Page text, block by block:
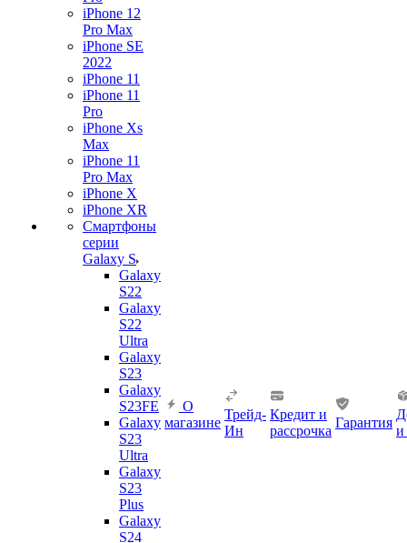
iPhone 12
Pro Max
iPhone SE
2022
iPhone 11
iPhone 11
Pro
iPhone Xs
Max
iPhone 11
Pro Max
iPhone X
iPhone XR
Смартфоны
серии
Galaxy S
Galaxy
S22
Galaxy
S22
Ultra
Galaxy
S23
Galaxy
S23FE
Galaxy
S23
Ultra
Galaxy
S23
Plus
Galaxy
S24
О
магазине
Трейд-
Ин
Кредит и
рассрочка
Гарантия
и